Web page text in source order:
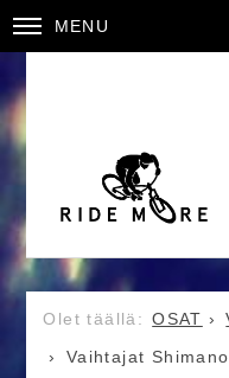
MENU
OSAT
Vaihtajat Shimano